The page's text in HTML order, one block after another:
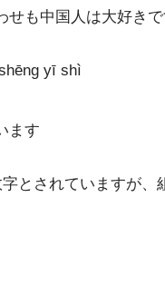
も中国人は大好き
yī shì
ます
とされていますが、